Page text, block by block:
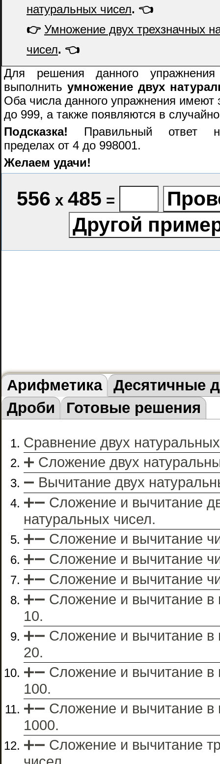
натуральных чисел. 👈
👉 Умножение двух трехзначных
чисел. 👈
Для решения данного упражнения
выполнить умножение двух
Оба числа данного упражнения имеют
до 999, а также появляются в
Подсказка! Правильный ответ
пределах от 4 до 998001.
Желаем удачи!
556 х 485 =
Арифметика
Десятичные
Дроби
Готовые решения
Сравнение двух
➕ Сложение двух
➖ Вычитание двух
➕➖ Сложение и вычитание
натуральных чисел.
➕➖ Сложение и вычитание
➕➖ Сложение и вычитание
➕➖ Сложение и вычитание
➕➖ Сложение и вычитание в
10.
➕➖ Сложение и вычитание в
20.
➕➖ Сложение и вычитание в
100.
➕➖ Сложение и вычитание в
1000.
➕➖ Сложение и вычитание